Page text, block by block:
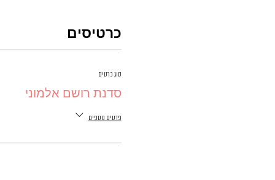
כרטיסים
סוג כרטיס
סדנת רושם אלמוני
פרטים נוספים